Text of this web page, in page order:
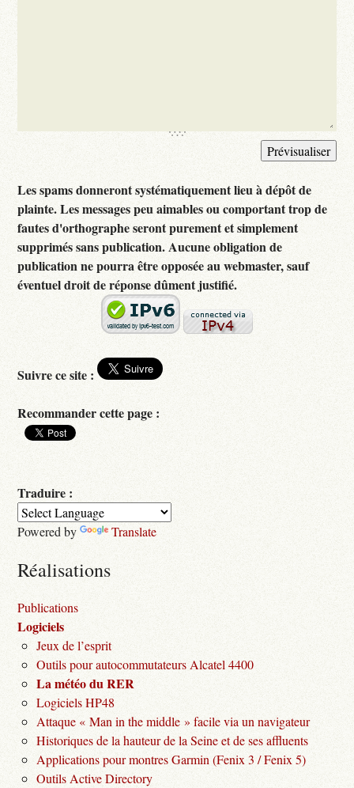
Les spams donneront systématiquement lieu à dépôt de
plainte. Les messages peu aimables ou comportant trop de
fautes d'orthographe seront purement et simplement
supprimés sans publication. Aucune obligation de
publication ne pourra être opposée au webmaster, sauf
éventuel droit de réponse dûment justifié.
Suivre ce site :
Recommander cette page :
Traduire :
Powered by Translate
Réalisations
Publications
Logiciels
Jeux de l’esprit
Outils pour autocommutateurs Alcatel 4400
La météo du RER
Logiciels HP48
Attaque « Man in the middle » facile via un navigateur
Historiques de la hauteur de la Seine et de ses affluents
Applications pour montres Garmin (Fenix 3 / Fenix 5)
Outils Active Directory